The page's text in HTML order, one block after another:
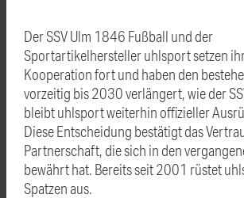
Der SSV Ulm 1846 Fußball und der
Sportartikelhersteller uhlsport setzen
Kooperation fort und haben den
vorzeitig bis 2030 verlängert, wie der
bleibt uhlsport weiterhin offizieller
Diese Entscheidung bestätigt das
Partnerschaft, die sich in den
bewährt hat. Bereits seit 2001 rüstet
Spatzen aus.